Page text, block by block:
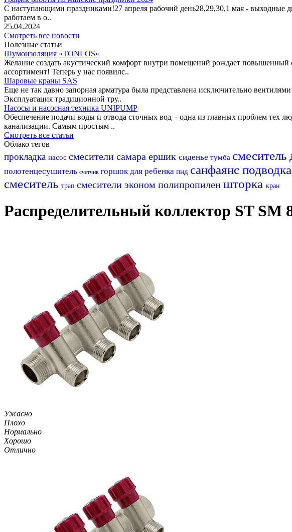
С наступающими праздниками!27 апреля рабочий день28,29,30,1 мая - выходные
работаем в о..
25.04.2024
Смотреть все новости
Полезные статьи
Шумоизоляция «TONLOS»
Желание создать акустический комфорт внутри помещений рождает
ассортимент! Теперь у нас появилс..
Шаровые краны SAS
Еще не так давно запорная арматура была представлена исключительно
Эксплуатация традиционной тру..
Насосы и насосная техника UNIPUMP
Обеспечение подачи воды и отвода сточных вод – одна из главных проблем
канализации. Самым простым ..
Смотреть все статьи
Облако тегов
прокладка насос смесители самара ершик сиденье тумба смеситель
полотенцесушитель счетчик горшок для ребенка пнд санфаянс подводка
смеситель трап смесители эконом полипропилен шторка кран
Распределительный коллектор ST SM
Ужасно
Плохо
Нормально
Хорошо
Отлично